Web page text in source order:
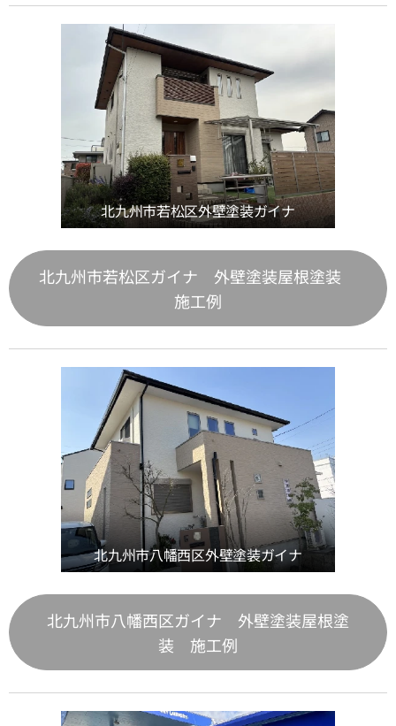
北九州市若松区外壁塗装ガイナ
北九州市若松区ガイナ 外壁塗装屋根塗装
施工例
北九州市八幡西区外壁塗装ガイナ
北九州市八幡西区ガイナ 外壁塗装屋根塗
装 施工例